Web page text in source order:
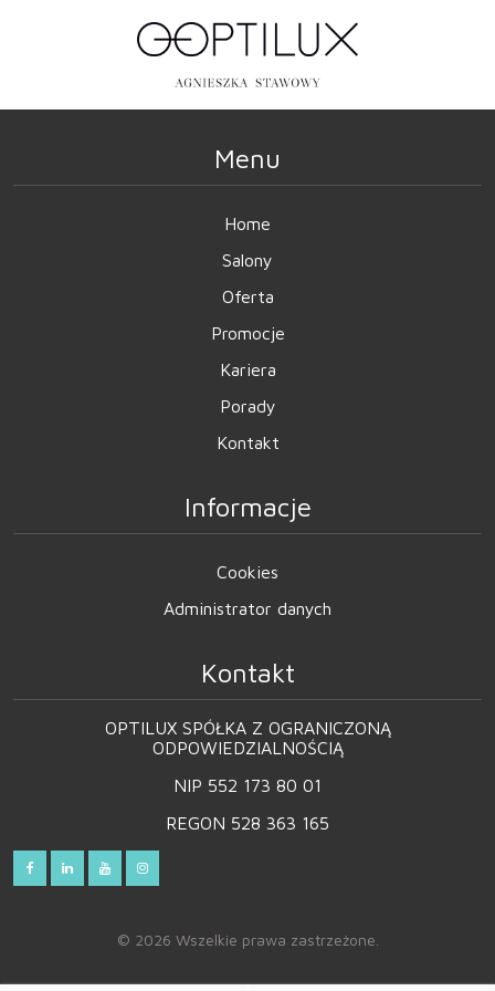
Menu
Home
Salony
Oferta
Promocje
Kariera
Porady
Kontakt
Informacje
Cookies
Administrator danych
Kontakt
OPTILUX SPÓŁKA Z OGRANICZONĄ
ODPOWIEDZIALNOŚCIĄ
NIP 552 173 80 01
REGON 528 363 165
© 2026 Wszelkie prawa zastrzeżone.